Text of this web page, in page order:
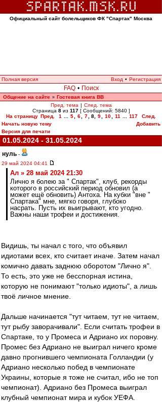
Официальный сайт болельщиков ФК "Спартак" Москва
Полная версия Вход • Регистрация
FAQ • Поиск
Общение на сайте » Гостевая книга ВВ
Пред. тема | След. тема
Страница 8из 117[ Сообщений: 5840 ]
На страницу Пред. 1 5 6 7 8 9 10 11 117
След.
Начать новую тему
Добавить
Версия для печати
01.05.2024 - 31.05.2024
нуль -
29 май 2024 04:41
Ал » 28 май 2024 21:30
Лично я болею за " Спартак", клуб, рекорды
которого в российский период обновил (а
может ещё обновить) Антоха. На кубки "вне "
Спартака" мне, мягко говоря, глубоко
насрать. Пусть их выигрывают, кто угодно.
Важны наши трофеи и достижения.
Видишь, ты начал с того, что объявил
идиотами всех, кто считает иначе. Затем начал
комично давать заднюю оборотом "Лично я".
То есть, это уже не бесспорная истина,
которую не понимают "только идиоты", а лишь
твоё личное мнение.
Дальше начинается "тут читаем, тут не читаем,
тут рыбу заворачивали". Если считать трофеи в
Спартаке, то у Промеса и Адриано их поровну.
Промес без Адриано не выиграл ничего кроме
давно прогнившего чемпионата Голландии (у
Адриано несколько побед в чемпионате
Украины, которые я тоже не считал, ибо не топ
чемпионат). Адриано без Промеса выиграл
клубный чемпионат мира и кубок УЕФА.